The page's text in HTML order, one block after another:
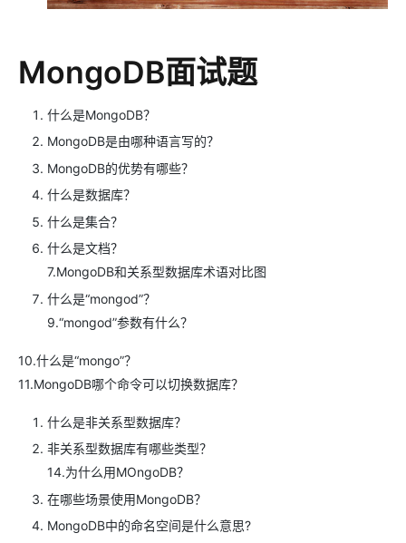
MongoDB面试题
什么是MongoDB？
MongoDB是由哪种语言写的？
MongoDB的优势有哪些？
什么是数据库？
什么是集合？
什么是文档？
7.MongoDB和关系型数据库术语对比图
什么是“mongod”？
9.“mongod”参数有什么？
10.什么是“mongo”？
11.MongoDB哪个命令可以切换数据库？
什么是非关系型数据库？
非关系型数据库有哪些类型？
14.为什么用MOngoDB？
在哪些场景使用MongoDB？
MongoDB中的命名空间是什么意思?